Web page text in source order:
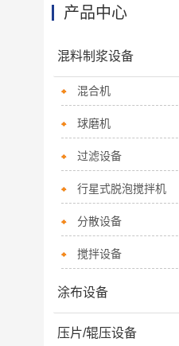
产品中心
混料制浆设备
混合机
球磨机
过滤设备
行星式脱泡搅拌机
分散设备
搅拌设备
涂布设备
压片/辊压设备